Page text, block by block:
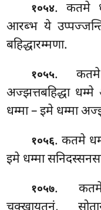
१०५४. कतमे
आरब्भ ये
बहिद्धारम्मणा.
१०५५. कतमे
अज्झत्तबहिद्धा
धम्मा – इमे धम्मा
१०५६. कतमे
इमे धम्मा
१०५७. कतमे